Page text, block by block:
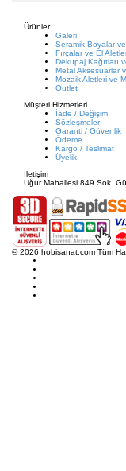
Ürünler
Galeri
Seramik Boyalar
Fırçalar ve El
Dekupaj Kağıtları
Metal Aksesuarlar
Mozaik Aletleri ve
Outlet
Müşteri Hizmetleri
İade / Değişim
Sözleşmeler
Garanti / Güvenlik
Ödeme
Kargo / Teslimat
Üyelik
İletişim
Uğur Mahallesi 849 Sok.
© 2026 hobisanat.com Tüm